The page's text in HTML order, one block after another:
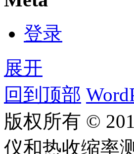
登录
展开
回到顶部
版权所有 ©
仪和热收缩率